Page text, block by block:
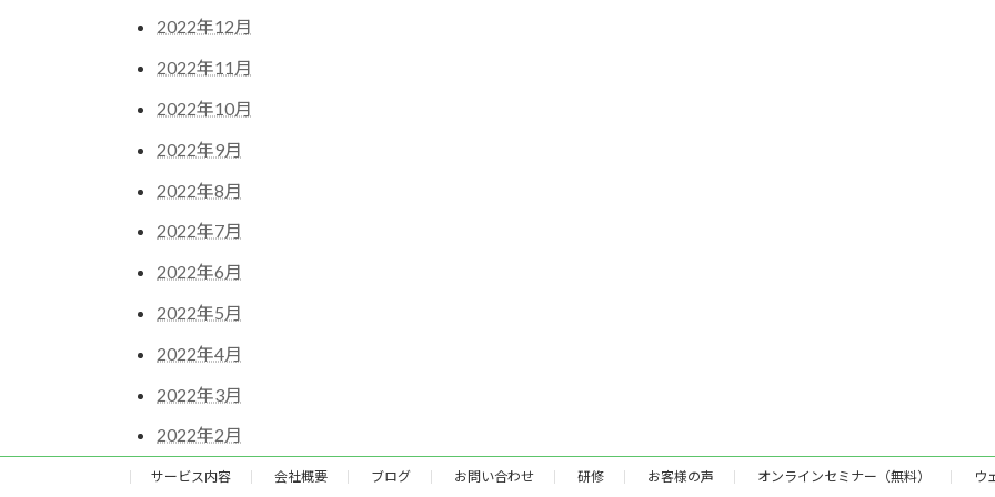
2022年12月
2022年11月
2022年10月
2022年9月
2022年8月
2022年7月
2022年6月
2022年5月
2022年4月
2022年3月
2022年2月
サービス内容 会社概要 ブログ お問い合わせ 研修 お客様の声 オンラインセミナー（無料） ウ